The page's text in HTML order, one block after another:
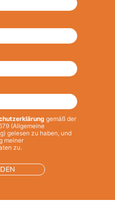
gemäß der
(Allgemeine
gelesen zu haben, und
meiner
zu.